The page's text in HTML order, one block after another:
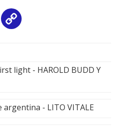
Email
light - HAROLD BUDD Y
- LITO VITALE